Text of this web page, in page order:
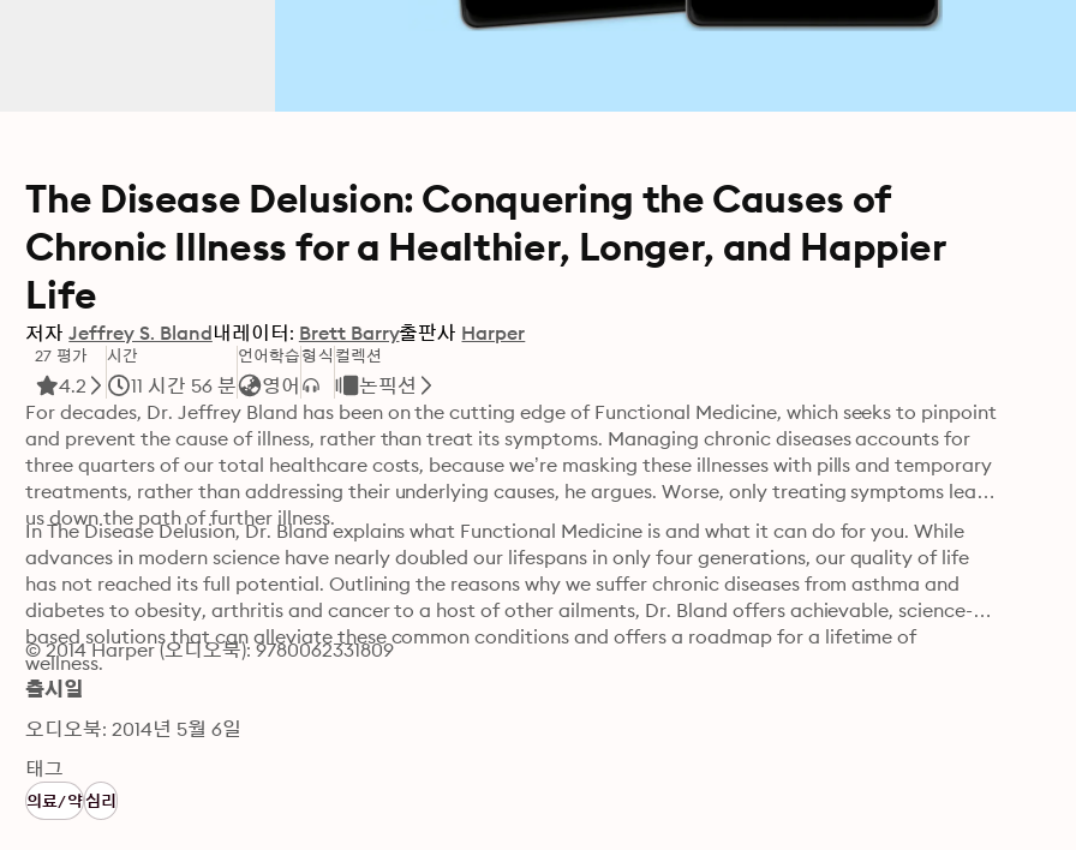
The Disease Delusion: Conquering the Causes of
Chronic Illness for a Healthier, Longer, and Happier
Life
저자 Jeffrey S. Bland내레이터: Brett Barry출판사 Harper
27 평가
4.2
시간
11 시간 56 분
언어학습
영어
형식 컬렉션
논픽션
For decades, Dr. Jeffrey Bland has been on the cutting edge of Functional Medicine, which seeks to pinpoint
and prevent the cause of illness, rather than treat its symptoms. Managing chronic diseases accounts for
three quarters of our total healthcare costs, because we’re masking these illnesses with pills and temporary
treatments, rather than addressing their underlying causes, he argues. Worse, only treating symptoms leads
us down the path of further illness.
In The Disease Delusion, Dr. Bland explains what Functional Medicine is and what it can do for you. While
advances in modern science have nearly doubled our lifespans in only four generations, our quality of life
has not reached its full potential. Outlining the reasons why we suffer chronic diseases from asthma and
diabetes to obesity, arthritis and cancer to a host of other ailments, Dr. Bland offers achievable, science-
based solutions that can alleviate these common conditions and offers a roadmap for a lifetime of
wellness.
© 2014 Harper (오디오북): 9780062331809
출시일
오디오북: 2014년 5월 6일
태그
의료/약심리